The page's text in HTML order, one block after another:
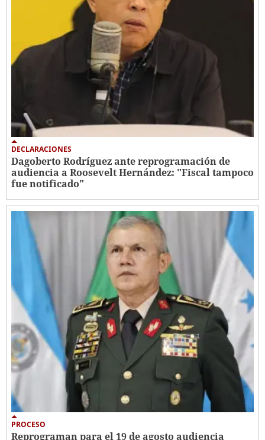
DECLARACIONES
Dagoberto Rodríguez ante reprogramación de
audiencia a Roosevelt Hernández: "Fiscal tampoco
fue notificado"
PROCESO
Reprograman para el 19 de agosto audiencia